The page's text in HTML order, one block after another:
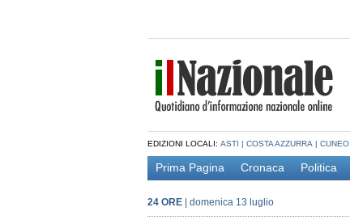
EDIZIONI LOCALI: ASTI | COSTA AZZURRA | CUNEO
Prima Pagina Cronaca Politica
24 ORE domenica 13 luglio